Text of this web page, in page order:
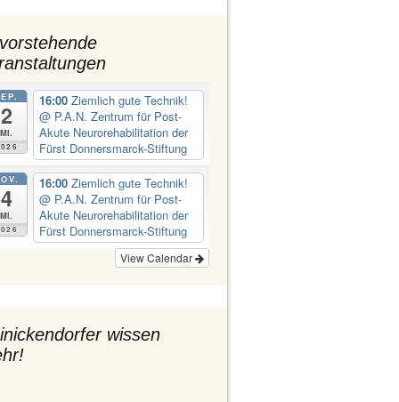
Abt Wirtschaft
2
Mi.
16:00 Ziemlich gute Technik!
@ P.A.N. Zentrum für Post-
Akute Neurorehabilitation der
Fürst Donnersmarck-Stiftung
4
Mi.
16:00 Ziemlich gute Technik!
@ P.A.N. Zentrum für Post-
Akute Neurorehabilitation der
Fürst Donnersmarck-Stiftung
View Calendar
wissen